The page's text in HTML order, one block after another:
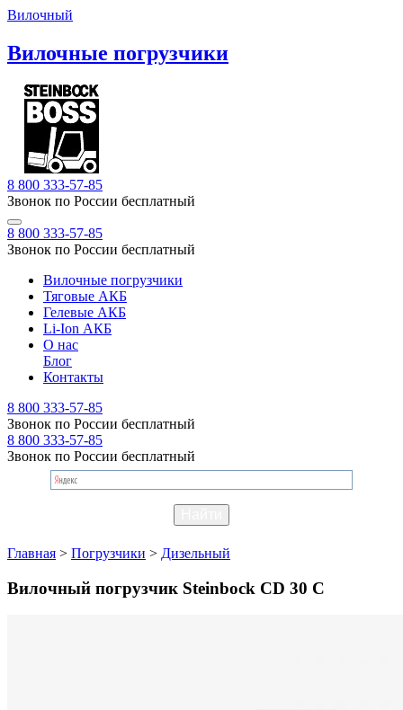
Вилочный
Вилочные погрузчики
8 800 333-57-85
Звонок по России бесплатный
8 800 333-57-85
Звонок по России бесплатный
Вилочные погрузчики
Тяговые АКБ
Гелевые АКБ
Li-Ion АКБ
О нас
Блог
Контакты
8 800 333-57-85
Звонок по России бесплатный
8 800 333-57-85
Звонок по России бесплатный
Главная > Погрузчики > Дизельный
Вилочный погрузчик Steinbock CD 30 C